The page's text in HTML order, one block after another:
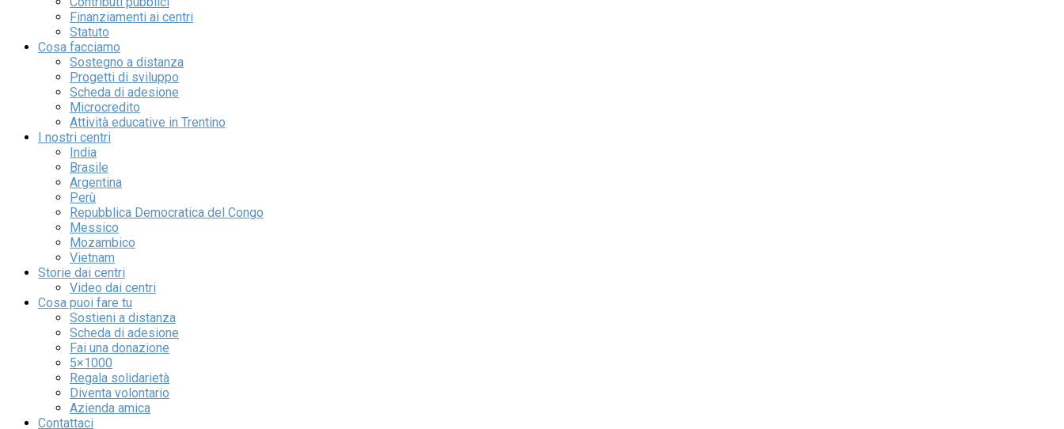
Finanziamenti ai centri
Statuto
Cosa facciamo
Sostegno a distanza
Progetti di sviluppo
Scheda di adesione
Microcredito
Attività educative in Trentino
I nostri centri
India
Brasile
Argentina
Perù
Repubblica Democratica del Congo
Messico
Mozambico
Vietnam
Storie dai centri
Video dai centri
Cosa puoi fare tu
Sostieni a distanza
Scheda di adesione
Fai una donazione
5×1000
Regala solidarietà
Diventa volontario
Azienda amica
Contattaci